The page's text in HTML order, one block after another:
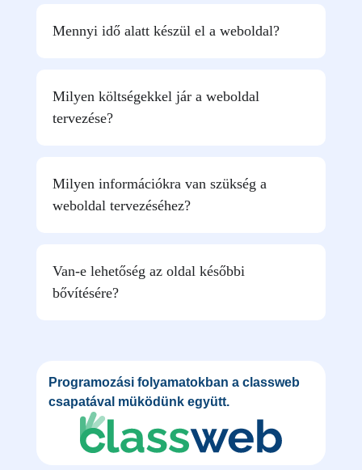
Mennyi idő alatt készül el a weboldal?
Milyen költségekkel jár a weboldal
tervezése?
Milyen információkra van szükség a
weboldal tervezéséhez?
Van-e lehetőség az oldal későbbi
bővítésére?
Programozási folyamatokban a classweb
csapatával müködünk együtt.